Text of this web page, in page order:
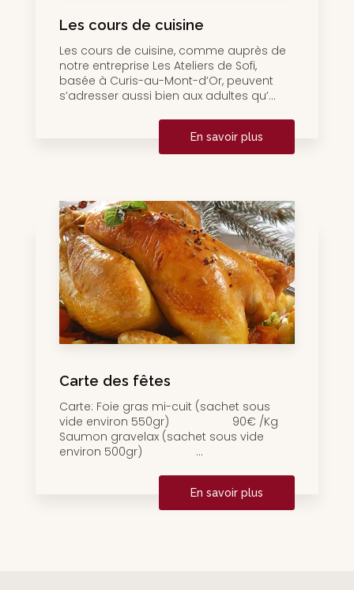
Les cours de cuisine
Les cours de cuisine, comme auprès de
notre entreprise Les Ateliers de Sofi,
basée à Curis-au-Mont-d’Or, peuvent
s’adresser aussi bien aux adultes qu’...
En savoir plus
Carte des fêtes
Carte: Foie gras mi-cuit (sachet sous
vide environ 550gr) 90€ /Kg
Saumon gravelax (sachet sous vide
environ 500gr) ...
En savoir plus